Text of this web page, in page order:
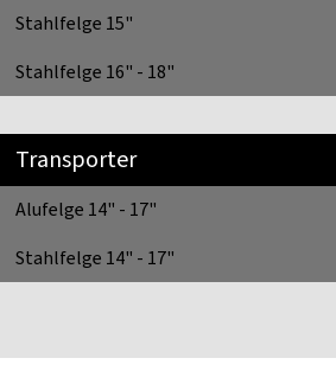
Stahlfelge 15"
Stahlfelge 16" - 18"
Transporter
Alufelge 14" - 17"
Stahlfelge 14" - 17"